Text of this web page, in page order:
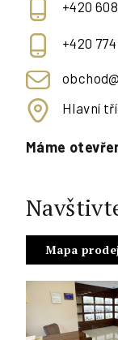
+420
+420
Hlavní
Máme
Mapa